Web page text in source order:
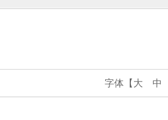
字体【 大 中